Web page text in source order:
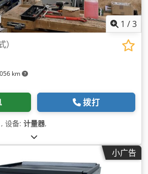
1 /3
km
拨打
, 设备: 计量器,
小广告